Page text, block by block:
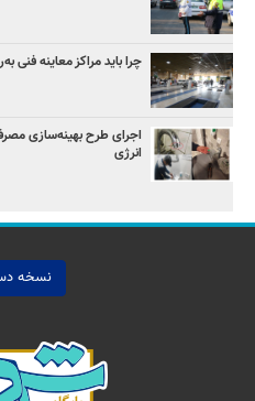
چرا باید مراکز معاینه فنی
اجرای طرح بهینه‌سازی
انرژی
نسخه